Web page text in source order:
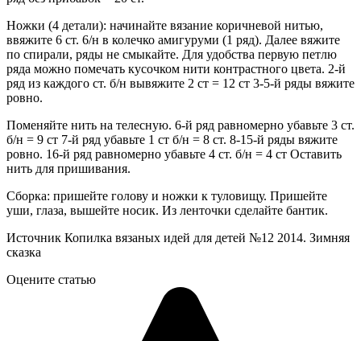
Ножки (4 детали): начинайте вязание коричневой нитью,
ввяжите 6 ст. 6/н в колечко амигуруми (1 ряд). Далее вяжите
по спирали, ряды не смыкайте. Для удобства первую петлю
ряда можно помечать кусочком нити контрастного цвета. 2-й
ряд из каждого ст. б/н вывяжите 2 ст = 12 ст 3-5-й ряды вяжите
ровно.
Поменяйте нить на телесную. 6-й ряд равномерно убавьте 3 ст.
б/н = 9 ст 7-й ряд убавьте 1 ст б/н = 8 ст. 8-15-й ряды вяжите
ровно. 16-й ряд равномерно убавьте 4 ст. б/н = 4 ст Оставить
нить для пришивания.
Сборка: пришейте голову и ножки к туловищу. Пришейте
уши, глаза, вышейте носик. Из ленточки сделайте бантик.
Источник Копилка вязаных идей для детей №12 2014. Зимняя
сказка
Оцените статью